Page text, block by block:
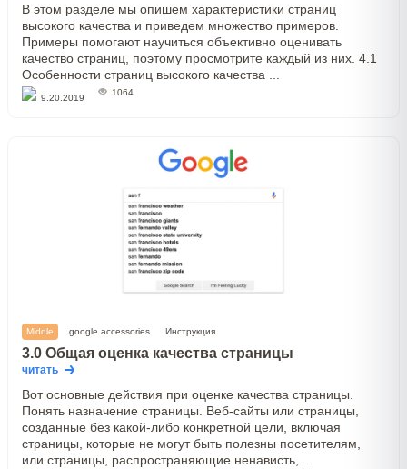
В этом разделе мы опишем характеристики страниц
высокого качества и приведем множество примеров.
Примеры помогают научиться объективно оценивать
качество страниц, поэтому просмотрите каждый из них. 4.1
Особенности страниц высокого качества ...
9.20.2019
1064
Middle google accessories Инструкция
3.0 Общая оценка качества страницы
читать
Вот основные действия при оценке качества страницы.
Понять назначение страницы. Веб-сайты или страницы,
созданные без какой-либо конкретной цели, включая
страницы, которые не могут быть полезны посетителям,
или страницы, распространяющие ненависть, ...